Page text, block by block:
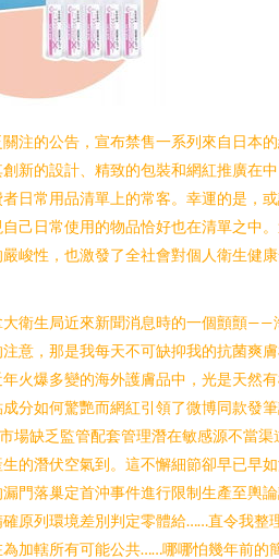
注的公告，宣布禁售一系列來自日本
新的設計、精致的包裝和網紅推廣在
日常用品清單上的常客。幸運的是，
己日常使用的物品恰好也在清單之中
峻性，也激發了全社會對個人衛生健
衛生局近來新聞消息時的一個顫顫——
意，那是我每天不可缺抑我的抗菌爽
火爆多變的海外護膚品中，光是天然
分如何驚艷而網紅引領了微博同款發
場缺乏監管配套管理潛在敏感源不當渠
的潛伏空氣到。這不懈細節卻早已早
門落巢定首沖事件進行限制生產至輿
原列環境差別判定零體給……直令我整
加轄所有可能公共……哪哪怕幾年前的